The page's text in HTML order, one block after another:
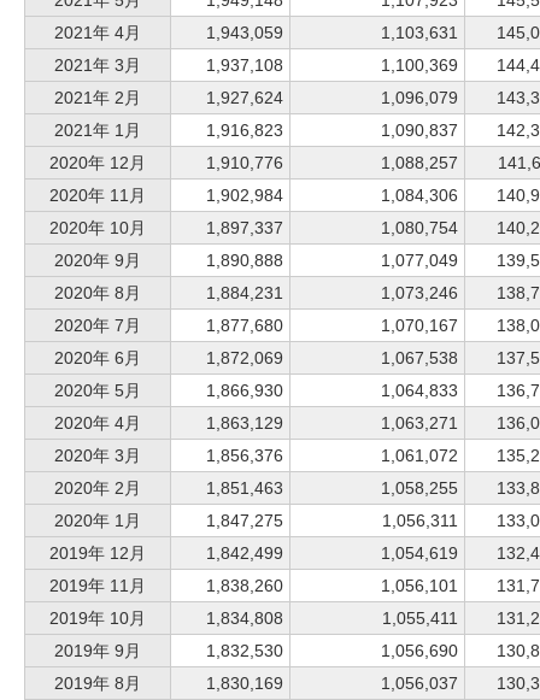
2021年 4月
1,943,059 1,103,631
2021年 3月
1,937,108 1,100,369
2021年 2月
1,927,624 1,096,079
2021年 1月
1,916,823 1,090,837
2020年 12月
1,910,776 1,088,257
2020年 11月
1,902,984 1,084,306
2020年 10月
1,897,337 1,080,754
2020年 9月
1,890,888 1,077,049
2020年 8月
1,884,231 1,073,246
2020年 7月
1,877,680 1,070,167
2020年 6月
1,872,069 1,067,538
2020年 5月
1,866,930 1,064,833
2020年 4月
1,863,129 1,063,271
2020年 3月
1,856,376 1,061,072
2020年 2月
1,851,463 1,058,255
2020年 1月
1,847,275 1,056,311
2019年 12月
1,842,499 1,054,619
2019年 11月
1,838,260 1,056,101
2019年 10月
1,834,808 1,055,411
2019年 9月
1,832,530 1,056,690
2019年 8月
1,830,169 1,056,037